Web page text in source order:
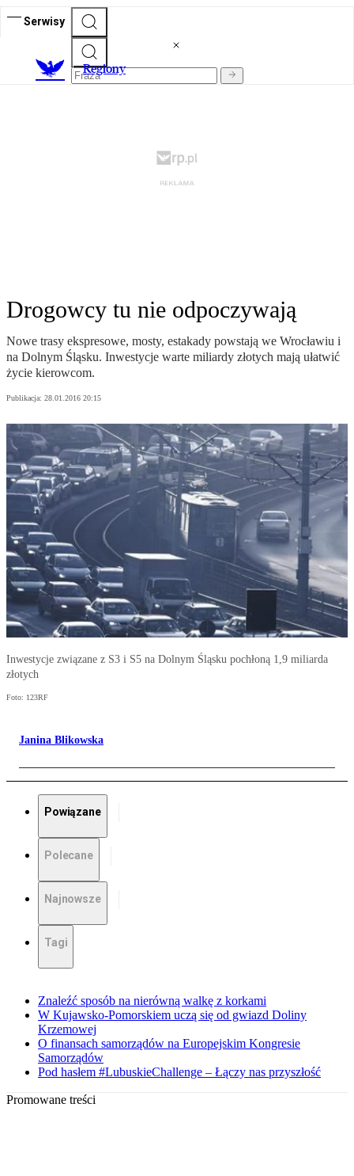
Serwisy
Regiony
Drogowcy tu nie odpoczywają
Nowe trasy ekspresowe, mosty, estakady powstają we Wrocławiu i
na Dolnym Śląsku. Inwestycje warte miliardy złotych mają ułatwić
życie kierowcom.
Publikacja: 28.01.2016 20:15
Inwestycje związane z S3 i S5 na Dolnym Śląsku pochłoną 1,9 miliarda
złotych
Foto: 123RF
Janina Blikowska
Powiązane
Polecane
Najnowsze
Tagi
Znaleźć sposób na nierówną walkę z korkami
W Kujawsko-Pomorskiem uczą się od gwiazd Doliny
Krzemowej
O finansach samorządów na Europejskim Kongresie
Samorządów
Pod hasłem #LubuskieChallenge – Łączy nas przyszłość
Promowane treści